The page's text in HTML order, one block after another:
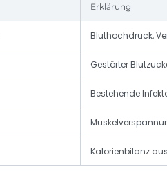
Erklärung
Bluthochdruck,
Gestörter
Bestehende
Kalorienbilanz